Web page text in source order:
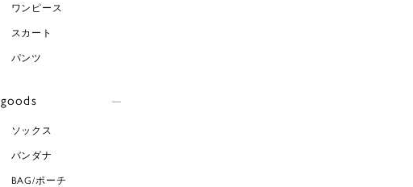
ワンピース
スカート
パンツ
goods
ソックス
バンダナ
BAG/ポーチ